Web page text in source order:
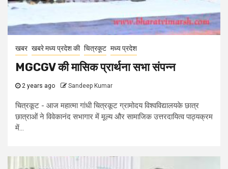
खबर खबरे मध्य प्रदेश की चित्रकूट मध्य प्रदेश
MGCGV की मासिक प्रार्थना सभा संपन्न
2 years ago Sandeep Kumar
चित्रकूट - आज महात्मा गांधी चित्रकूट ग्रामोदय विश्वविद्यालयके छात्र
छात्राओं ने विवेकानंद सभागार में मूल्य और सामाजिक उत्तरदायित्व पाठ्यक्रम
में...